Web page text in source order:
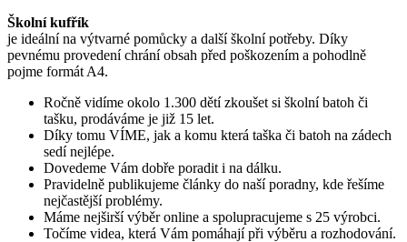
Školní kufřík
je ideální na výtvarné pomůcky a další školní potřeby. Díky
pevnému provedení chrání obsah před poškozením a pohodlně
pojme formát A4.
Ročně vidíme okolo 1.300 dětí zkoušet si školní batoh či
tašku, prodáváme je již 15 let.
Díky tomu VÍME, jak a komu která taška či batoh na zádech
sedí nejlépe.
Dovedeme Vám dobře poradit i na dálku.
Pravidelně publikujeme články do naší poradny, kde řešíme
nejčastější problémy.
Máme nejširší výběr online a spolupracujeme s 25 výrobci.
Točíme videa, která Vám pomáhají při výběru a rozhodování.